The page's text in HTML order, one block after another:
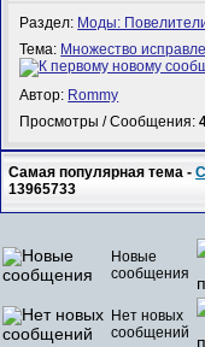
Раздел: Моды:
Тема: Множество
Автор: Rommy
Просмотры / Сообщения:
Самая популярная тема -
13965733
Новые
сообщения
Нет новых
сообщений